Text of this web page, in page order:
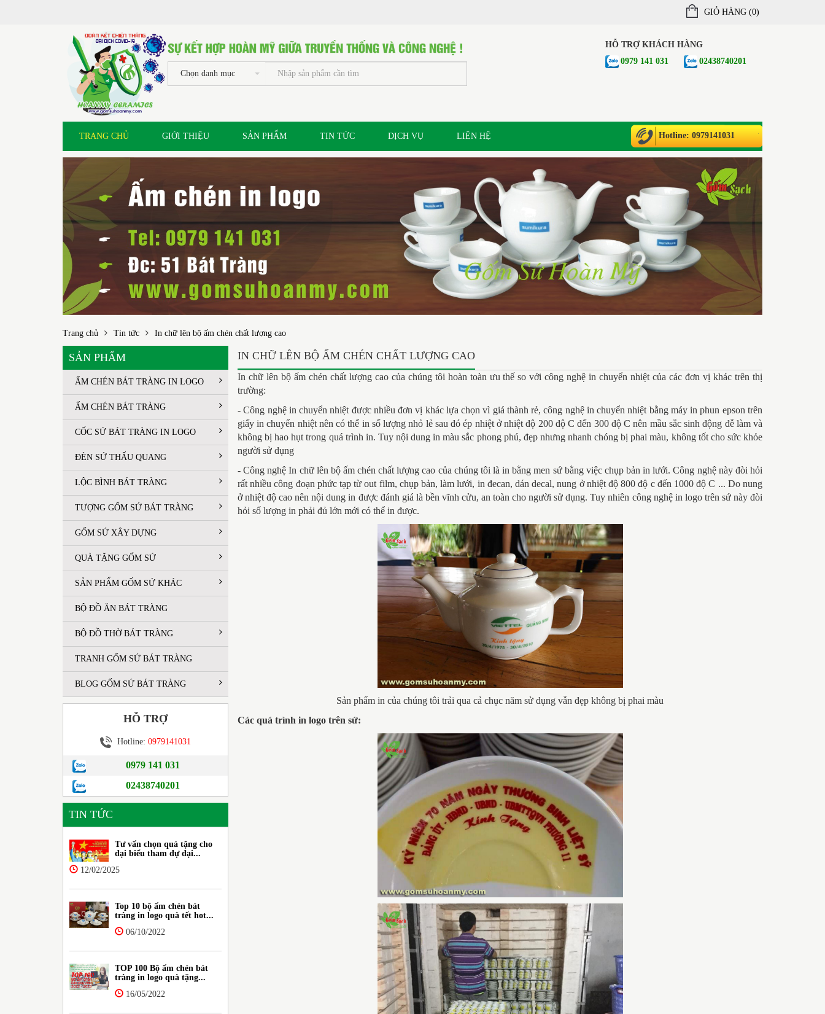
GIỎ HÀNG (0)
Chọn danh mục
HỖ TRỢ KHÁCH HÀNG
0979 141 031
02438740201
TRANG CHỦ GIỚI THIỆU SẢN PHẨM TIN TỨC DỊCH VỤ LIÊN HỆ Hotline: 0979141031
Trang chủ Tin tức In chữ lên bộ ấm chén chất lượng cao
SẢN PHẨM
ẤM CHÉN BÁT TRÀNG IN LOGO
ẤM CHÉN BÁT TRÀNG
CỐC SỨ BÁT TRÀNG IN LOGO
ĐÈN SỨ THẤU QUANG
LỘC BÌNH BÁT TRÀNG
TƯỢNG GỐM SỨ BÁT TRÀNG
GỐM SỨ XÂY DỰNG
QUÀ TẶNG GỐM SỨ
SẢN PHẨM GỐM SỨ KHÁC
BỘ ĐỒ ĂN BÁT TRÀNG
BỘ ĐỒ THỜ BÁT TRÀNG
TRANH GỐM SỨ BÁT TRÀNG
BLOG GỐM SỨ BÁT TRÀNG
HỖ TRỢ
Hotline: 0979141031
0979 141 031
02438740201
TIN TỨC
Tư vấn chọn quà tặng cho
đại biểu tham dự đại...
12/02/2025
Top 10 bộ ấm chén bát
tràng in logo quà tết hot...
06/10/2022
TOP 100 Bộ ấm chén bát
tràng in logo quà tặng...
16/05/2022
IN CHỮ LÊN BỘ ẤM CHÉN CHẤT LƯỢNG CAO
In chữ lên bộ ấm chén chất lượng caocủa chúng tôi hoàn toàn ưu thế so với công nghệ in chuyển nhiệt của các đơn vị khác trên thị
trường:
- Công nghệ in chuyển nhiệt được nhiều đơn vị khác lựa chọn vì giá thành rẻ, công nghệ in chuyển nhiệt bằng máy in phun epson trên
giấy in chuyển nhiệt nên có thể in số lượng nhỏ lẻ sau đó ép nhiệt ở nhiệt độ 200 độ C đến 300 độ C nên mầu sắc sinh động đễ làm và
không bị hao hụt trong quá trình in. Tuy nội dung in màu sắc phong phú, đẹp nhưng nhanh chóng bị phai màu, không tốt cho sức khỏe
người sử dụng
- Công nghệ In chữ lên bộ ấm chén chất lượng cao của chúng tôi là in bằng men sứ bằng việc chụp bản in lưới. Công nghệ này đòi hỏi
rất nhiều công đoạn phức tạp từ out film, chụp bản, làm lưới, in đecan, dán decal, nung ở nhiệt độ 800 độ c đến 1000 độ C ... Do nung
ở nhiệt độ cao nên nội dung in được đánh giá là bền vĩnh cửu, an toàn cho người sử dụng. Tuy nhiên công nghệ in logo trên sứ này đòi
hỏi số lượng in phải đủ lớn mới có thể in được.
Sản phẩm in của chúng tôi trải qua cả chục năm sử dụng vẫn đẹp không bị phai màu
Các quá trình in logo trên sứ: